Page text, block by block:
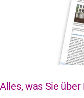
Alles, was Sie